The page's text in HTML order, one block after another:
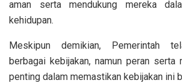
aman serta mendukung mereka
kehidupan.
Meskipun demikian, Pemerintah
berbagai kebijakan, namun peran serta
penting dalam memastikan kebijakan ini